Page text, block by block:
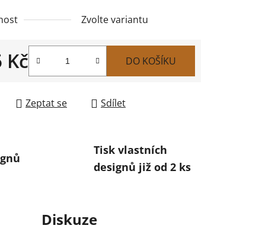
Zvolte variantu
Kč DO KOŠÍKU
Zeptat se Sdílet
Tisk vlastních
designů již od 2 ks
Diskuze